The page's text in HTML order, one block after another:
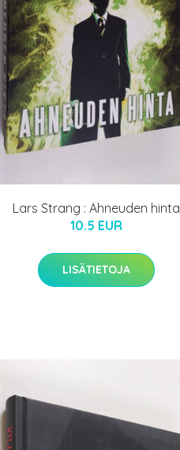
Lars Strang : Ahneuden hinta
10.5 EUR
LISÄTIETOJA